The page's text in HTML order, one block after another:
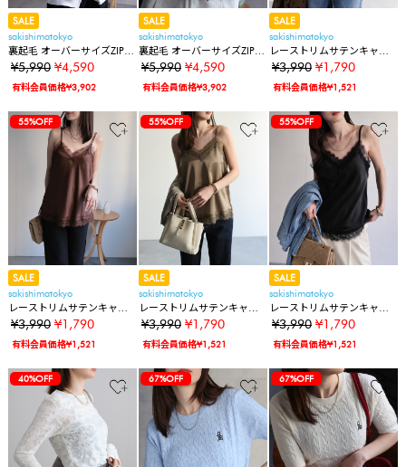
SALE
sakishimatokyo
裏起毛 オーバーサイズZIPパ
ーカー/前あきフーディー/ジ
¥5,990 ¥4,590
有料会員価格¥3,902
SALE
sakishimatokyo
裏起毛 オーバーサイズZIPパ
ーカー/前あきフーディー/ジ
¥5,990 ¥4,590
有料会員価格¥3,902
SALE
sakishimatokyo
レーストリムサテンキャミ
ソール【動画あり】
¥3,990 ¥1,790
有料会員価格¥1,521
55%OFF
SALE
sakishimatokyo
レーストリムサテンキャミ
ソール【動画あり】
¥3,990 ¥1,790
有料会員価格¥1,521
55%OFF
SALE
sakishimatokyo
レーストリムサテンキャミ
ソール【動画あり】
¥3,990 ¥1,790
有料会員価格¥1,521
55%OFF
SALE
sakishimatokyo
レーストリムサテンキャミ
ソール【動画あり】
¥3,990 ¥1,790
有料会員価格¥1,521
40%OFF 67%OFF 67%OFF